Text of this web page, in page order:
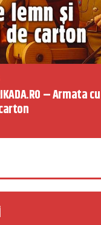
– Armata